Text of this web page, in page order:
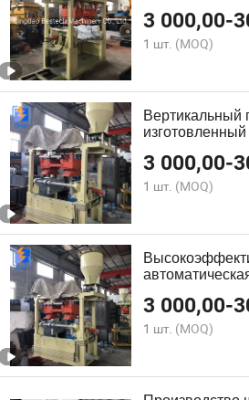
3 000,00-
1 шт. (MOQ)
Вертикальный
3 000,00-
1 шт. (MOQ)
машина для
сердечниками
3 000,00-
1 шт. (MOQ)